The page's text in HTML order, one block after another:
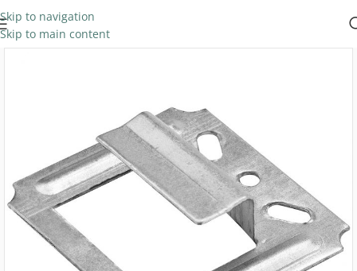
Skip to navigation
Skip to main content